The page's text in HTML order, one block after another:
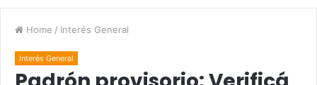
Home / Interés General
Interés General